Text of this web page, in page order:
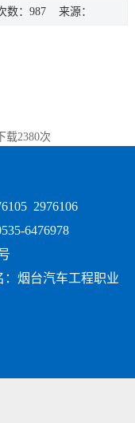
： 987来源：
载2380次
2976106
6476978
：烟台汽车工程职业